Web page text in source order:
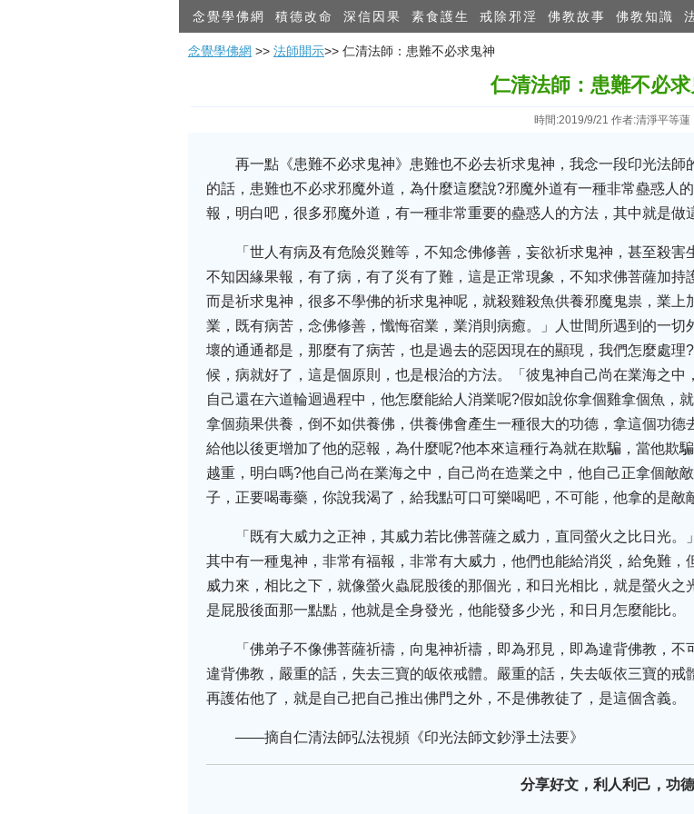
念覺學佛網 積德改命 深信因果 素食護生 戒除邪淫 佛教故事 佛教知識
念覺學佛網 >> 法師開示>> 仁清法師：患難不必求鬼神
仁清法師：患難不必
時間:2019/9/21 作者:清淨平等蓮
再一點《患難不必求鬼神》患難也不必去祈求鬼神，我念一段印光法
的話，患難也不必求邪魔外道，為什麼這麼說?邪魔外道有一種非常蠱惑人
報，明白吧，很多邪魔外道，有一種非常重要的蠱惑人的方法，其中就是做
「世人有病及有危險災難等，不知念佛修善，妄欲祈求鬼神，甚至殺
不知因緣果報，有了病，有了災有了難，這是正常現象，不知求佛菩薩加持
而是祈求鬼神，很多不學佛的祈求鬼神呢，就殺雞殺魚供養邪魔鬼祟，業
業，既有病苦，念佛修善，懺悔宿業，業消則病癒。」人世間所遇到的一切
壞的通通都是，那麼有了病苦，也是過去的惡因現在的顯現，我們怎麼處
候，病就好了，這是個原則，也是根治的方法。「彼鬼神自己尚在業海之
自己還在六道輪迴過程中，他怎麼能給人消業呢?假如說你拿個雞拿個魚，
拿個蘋果供養，倒不如供養佛，供養佛會產生一種很大的功德，拿這個功
給他以後更增加了他的惡報，為什麼呢?他本來這種行為就在欺騙，當他欺
越重，明白嗎?他自己尚在業海之中，自己尚在造業之中，他自己正拿個敵
子，正要喝毒藥，你說我渴了，給我點可口可樂喝吧，不可能，他拿的是敵
「既有大威力之正神，其威力若比佛菩薩之威力，直同螢火之比日光
其中有一種鬼神，非常有福報，非常有大威力，他們也能給消災，給免難
威力來，相比之下，就像螢火蟲屁股後的那個光，和日光相比，就是螢火
是屁股後面那一點點，他就是全身發光，他能發多少光，和日月怎麼能比。
「佛弟子不像佛菩薩祈禱，向鬼神祈禱，即為邪見，即為違背佛教，
違背佛教，嚴重的話，失去三寶的皈依戒體。嚴重的話，失去皈依三寶的
再護佑他了，就是自己把自己推出佛門之外，不是佛教徒了，是這個含義。
——摘自仁清法師弘法視頻《印光法師文鈔淨土法要》
分享好文，利人利己，功